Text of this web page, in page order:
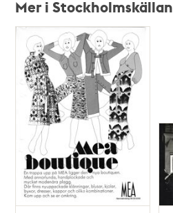
Mer i Stockholmskällan
Relaterade
poster
och
teman